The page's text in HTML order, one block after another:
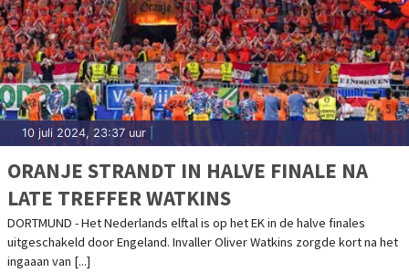
10 juli 2024, 23:37 uur
ORANJE STRANDT IN HALVE FINALE NA
LATE TREFFER WATKINS
DORTMUND - Het Nederlands elftal is op het EK in de halve finales
uitgeschakeld door Engeland. Invaller Oliver Watkins zorgde kort na het
ingaaan van [...]